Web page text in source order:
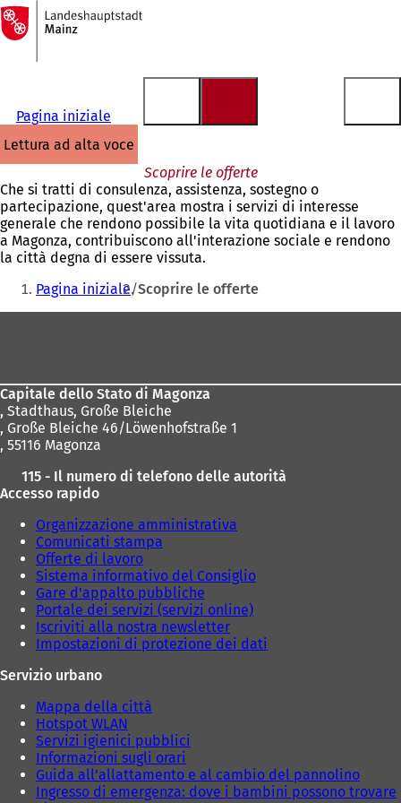
Vai al contenuto
Alla
pagina
iniziale
Pagina iniziale
lettura ad alta voce
Scoprire le offerte
Che si tratti di consulenza, assistenza, sostegno o
partecipazione, quest'area mostra i servizi di interesse
generale che rendono possibile la vita quotidiana e il lavoro
a Magonza, contribuiscono all'interazione sociale e rendono
la città degna di essere vissuta.
Siete
qui:
Pagina iniziale Scoprire le offerte
Capitale dello Stato di Magonza
, Stadthaus, Große Bleiche
, Große Bleiche 46/Löwenhofstraße 1
, 55116 Magonza
115 - Il numero di telefono delle autorità
Accesso rapido
Organizzazione amministrativa
Comunicati stampa
Offerte di lavoro
Sistema informativo del Consiglio
Gare d'appalto pubbliche
Portale dei servizi (servizi online)
Iscriviti alla nostra newsletter
Impostazioni di protezione dei dati
Servizio urbano
Mappa della città
Hotspot WLAN
Servizi igienici pubblici
Informazioni sugli orari
Guida all'allattamento e al cambio del pannolino
Ingresso di emergenza: dove i bambini possono trovare